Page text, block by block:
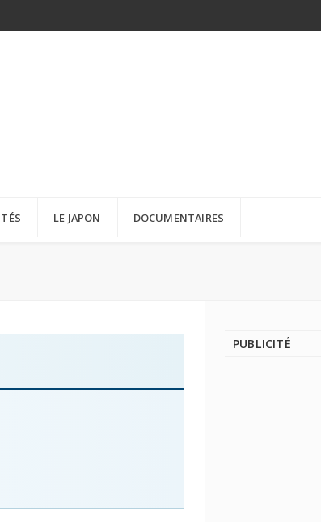
LE JAPON DOCUMENTAIRES
PUBLICITÉ